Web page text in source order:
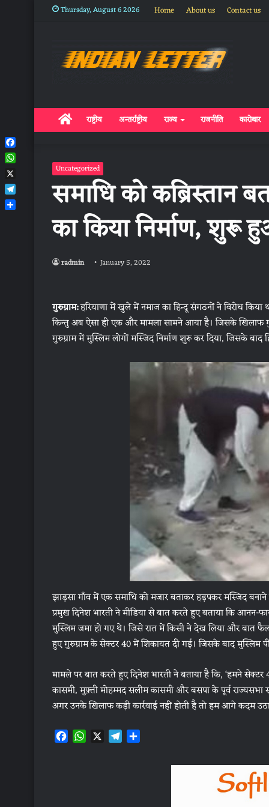
Thursday, August 6 2026 Home About us Contact us
Homeराष्ट्रीय अन्तर्राष्ट्रीय राज्य राजनीति कारोबार
Uncategorized
समाधि को कब्रिस्तान
का किया निर्माण, शुरू
radmin January 5, 2022
गुरुग्राम:हरियाणा में खुले में नमाज का हिन्दू संगठनों ने विरोध
किन्तु अब ऐसा ही एक और मामला सामने आया है। जिसके खिलाफ
गुरुग्राम में मुस्लिम लोगों मस्जिद निर्माण शुरू कर दिया, जिसके
झाड़सा गाँव में एक समाधि को मजार बताकर हड़पकर मस्जिद बनाने
प्रमुख दिनेश भारती ने मीडिया से बात करते हुए बताया कि
मुस्लिम जमा हो गए थे। जिसे रात में किसी ने देख लिया और बात
हुए गुरुग्राम के सेक्टर 40 में शिकायत दी गई। जिसके बाद मुस्लिम
मामले पर बात करते हुए दिनेश भारती ने बताया है कि, ‘हमने
कासमी, मुफ़्ती मोहम्मद सलीम कासमी और बसपा के पूर्व राज्यसभा
अगर उनके खिलाफ कड़ी कार्रवाई नहीं होती है तो हम आगे कदम
F W X T
Facebook
WhatsApp
X
Telegram